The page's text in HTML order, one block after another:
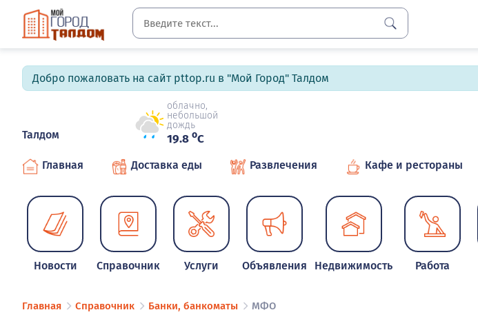
Добро пожаловать на сайт pttop.ru в "Мой Город" Талдом
Талдом
облачно,
небольшой
дождь
19.8 oC
Главная Доставка еды Развлечения Кафе и рестораны
Новости Справочник Услуги Объявления Недвижимость Работа
Главная Справочник Банки, банкоматы МФО